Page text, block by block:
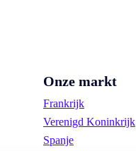
Onze markt
Frankrijk
Verenigd Koninkrijk
Spanje